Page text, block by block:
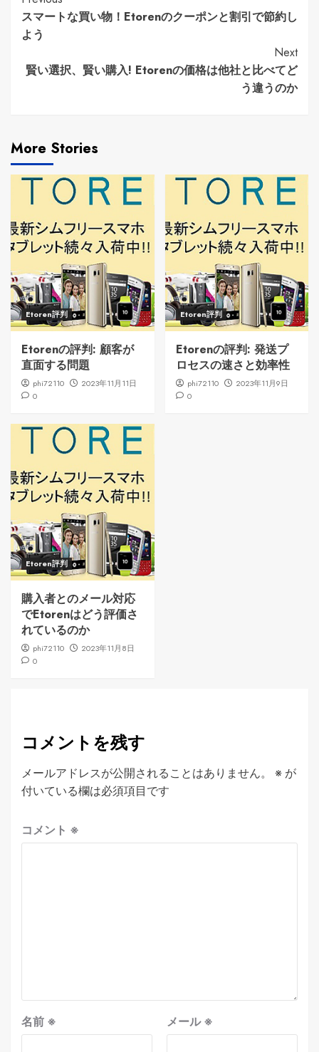
Reading
スマートな買い物！Etorenのクーポンと割引で節約し
よう
Next
賢い選択、賢い購入! Etorenの価格は他社と比べてど
う違うのか
More Stories
Etoren評判
Etorenの評判: 顧客が
直面する問題
phi72110
2023年11月11日
0
Etoren評判
Etorenの評判: 発送プ
ロセスの速さと効率性
phi72110
2023年11月9日
0
Etoren評判
購入者とのメール対応
でEtorenはどう評価さ
れているのか
phi72110
2023年11月8日
0
コメントを残す
メールアドレスが公開されることはありません。 ※ が
付いている欄は必須項目です
コメント ※
名前 ※ メール※